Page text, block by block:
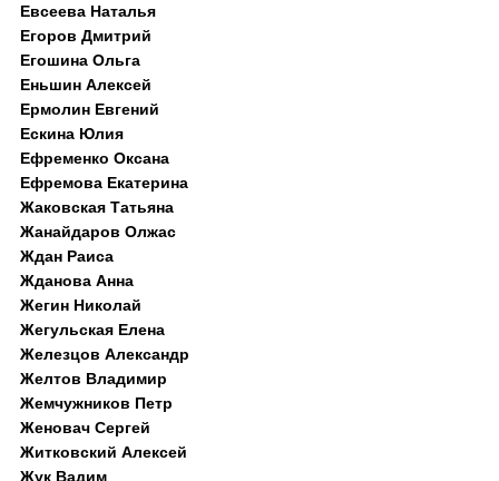
Евсеева Наталья
Егоров Дмитрий
Егошина Ольга
Еньшин Алексей
Ермолин Евгений
Ескина Юлия
Ефременко Оксана
Ефремова Екатерина
Жаковская Татьяна
Жанайдаров Олжас
Ждан Раиса
Жданова Анна
Жегин Николай
Жегульская Елена
Железцов Александр
Желтов Владимир
Жемчужников Петр
Женовач Сергей
Житковский Алексей
Жук Вадим